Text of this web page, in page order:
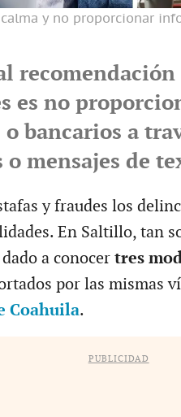
y no proporcionar
recomendación
es no
bancarios a
mensajes de
y fraudes los
En Saltillo, tan
a conocer tres
por las mismas
Coahuila.
PUBLICIDAD